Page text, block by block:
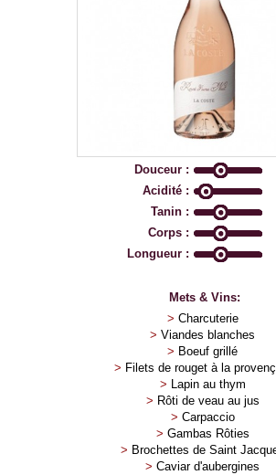
Douceur :
Acidité :
Tanin :
Corps :
Longueur :
Mets & Vins:
> Charcuterie
> Viandes blanches
> Boeuf grillé
> Filets de rouget à la
>
Lapin au thym
> Rôti de veau au jus
> Carpaccio
> Gambas Rôties
> Brochettes de Saint
> Caviar d'aubergines